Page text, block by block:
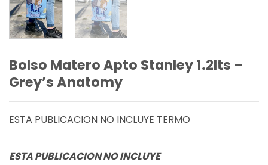
Bolso Matero Apto Stanley 1.2lts –
Grey’s Anatomy
ESTA PUBLICACION NO INCLUYE TERMO
ESTA PUBLICACION NO INCLUYE